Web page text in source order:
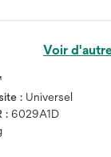
Voir
: Universel
: 6029A1D